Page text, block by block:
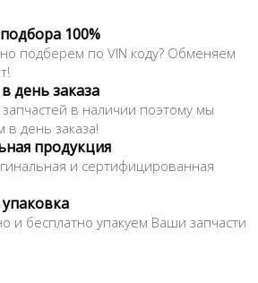
100%
подберем по VIN коду? Обменяем
день заказа
в наличии поэтому мы
в день заказа!
продукция
и сертифицированная
и бесплатно упакуем Ваши запчасти